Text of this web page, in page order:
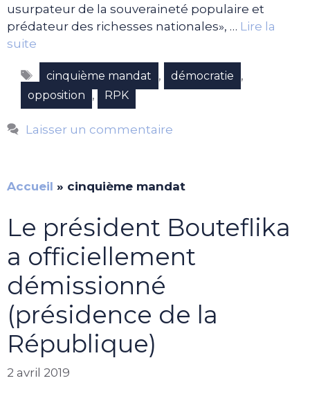
usurpateur de la souveraineté populaire et
prédateur des richesses nationales», … Lire la
suite
Étiquettes
cinquième mandat , démocratie ,
opposition , RPK
Laisser un commentaire
Accueil » cinquième mandat
Le président Bouteflika
a officiellement
démissionné
(présidence de la
République)
2 avril 2019